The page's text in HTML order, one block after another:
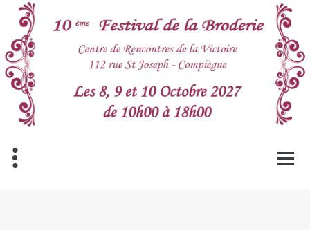
Aller
contenu